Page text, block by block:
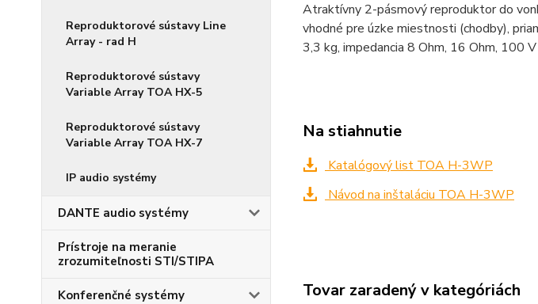
Reproduktorové sústavy Line
Array - rad H
Reproduktorové sústavy
Variable Array TOA HX-5
Reproduktorové sústavy
Variable Array TOA HX-7
IP audio systémy
DANTE audio systémy
Prístroje na meranie
zrozumiteľnosti STI/STIPA
Konferenčné systémy
Atraktívny 2-pásmový reproduktor do
vhodné pre úzke miestnosti (chodby),
3,3 kg, impedancia 8 Ohm, 16 Ohm, 100
Na stiahnutie
Katalógový list TOA H-3WP
Návod na inštaláciu TOA H-3WP
Tovar zaradený v kategóriách